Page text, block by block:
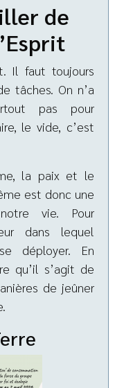
de
Il faut toujours
tâches. On n’a
pas pour
le vide, c’est
la paix et le
est donc une
vie. Pour
dans lequel
déployer. En
qu’il s’agit de
de jeûner